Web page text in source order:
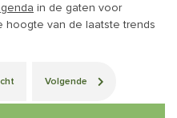
in de gaten voor
van de laatste trends
Volgende